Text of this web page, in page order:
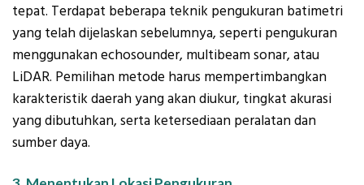
tepat. Terdapat beberapa teknik pengukuran batimetri
yang telah dijelaskan sebelumnya, seperti pengukuran
menggunakan echosounder, multibeam sonar, atau
LiDAR. Pemilihan metode harus mempertimbangkan
karakteristik daerah yang akan diukur, tingkat akurasi
yang dibutuhkan, serta ketersediaan peralatan dan
sumber daya.